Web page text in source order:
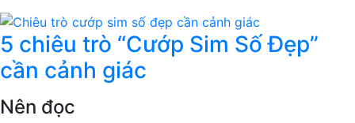
5 chiêu trò “Cướp Sim Số Đẹp”
cần cảnh giác
Nên đọc